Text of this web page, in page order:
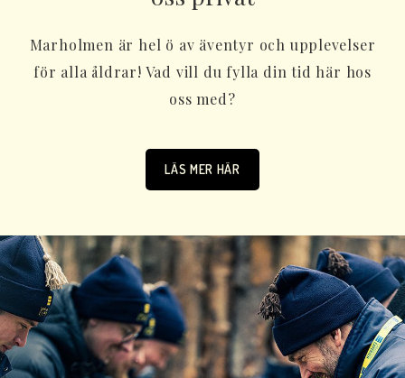
Marholmen är hel ö av äventyr och upplevelser
för alla åldrar! Vad vill du fylla din tid här hos
oss med?
LÄS MER HÄR